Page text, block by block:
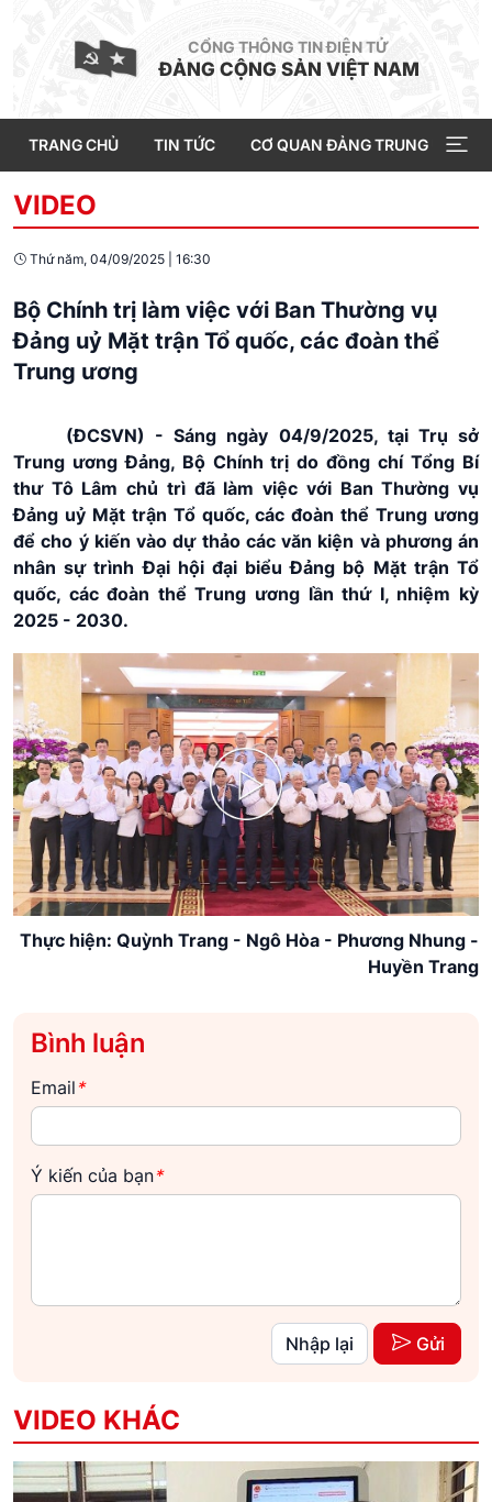
CỔNG THÔNG TIN ĐIỆN TỬ
ĐẢNG CỘNG SẢN VIỆT NAM
TRANG CHỦ TIN TỨC CƠ QUAN ĐẢNG TRUNG ƯƠNG
VIDEO
Thứ năm, 04/09/2025 16:30
Bộ Chính trị làm việc với Ban Thường vụ
Đảng uỷ Mặt trận Tổ quốc, các đoàn thể
Trung ương
(ĐCSVN) - Sáng ngày 04/9/2025, tại Trụ sở
Trung ương Đảng, Bộ Chính trị do đồng chí Tổng Bí
thư Tô Lâm chủ trì đã làm việc với Ban Thường vụ
Đảng uỷ Mặt trận Tổ quốc, các đoàn thể Trung ương
để cho ý kiến vào dự thảo các văn kiện và phương án
nhân sự trình Đại hội đại biểu Đảng bộ Mặt trận Tổ
quốc, các đoàn thể Trung ương lần thứ I, nhiệm kỳ
2025 - 2030.
Play
Video
Thực hiện: Quỳnh Trang - Ngô Hòa - Phương Nhung -
Huyền Trang
Bình luận
Email *
Ý kiến của bạn*
Nhập lại Gửi
VIDEO KHÁC